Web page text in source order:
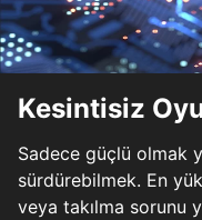
Kesintisiz
Sadece güçlü olmak
sürdürebilmek. En
veya takılma sorunu